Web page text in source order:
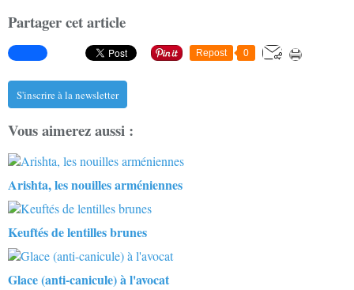
Partager cet article
Repost 0
S'inscrire à la newsletter
Vous aimerez aussi :
Arishta, les nouilles arméniennes
Keuftés de lentilles brunes
Glace (anti-canicule) à l'avocat